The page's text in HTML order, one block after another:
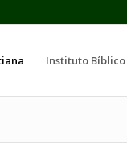
Instituto Bíblico